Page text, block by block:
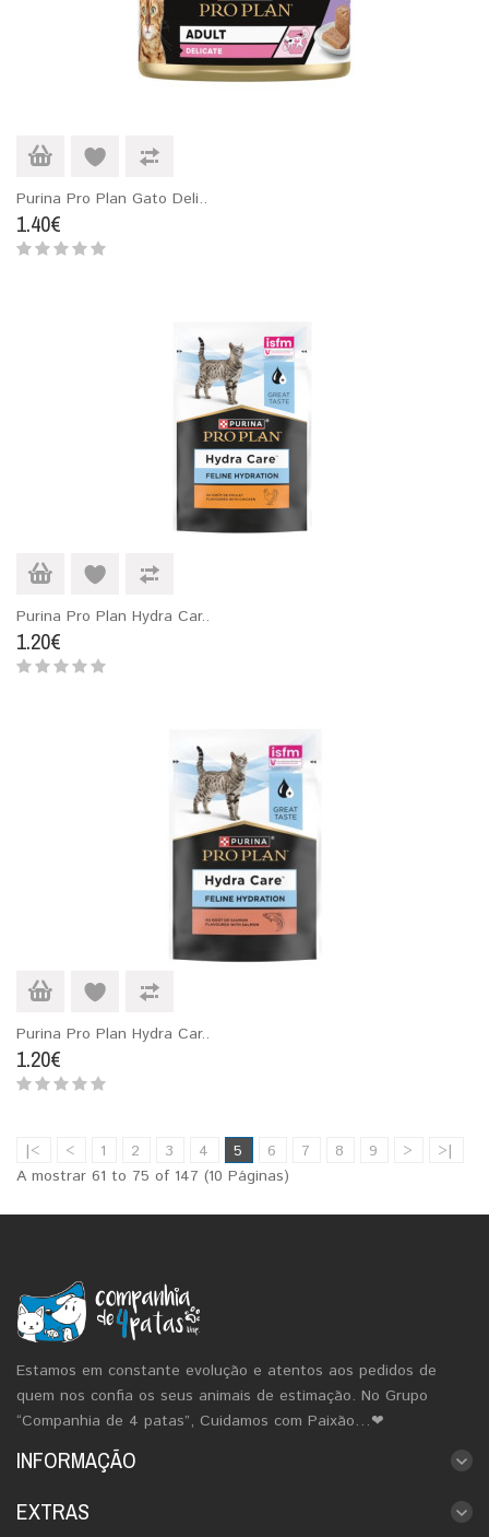
Purina Pro Plan Gato Deli..
1.40€
Purina Pro Plan Hydra Car..
1.20€
Purina Pro Plan Hydra Car..
1.20€
|< < 1 2 3 4 5 6 7 8 9 >
>|
A mostrar 61 to 75 of 147 (10 Páginas)
Estamos em constante evolução e atentos aos pedidos de
quem nos confia os seus animais de estimação. No Grupo
“Companhia de 4 patas”, Cuidamos com Paixão…❤
INFORMAÇÃO
EXTRAS